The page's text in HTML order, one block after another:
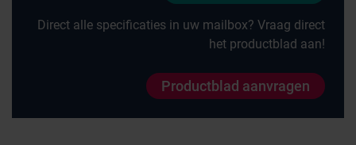
Direct alle specificaties in uw mailbox? Vraag direct
het productblad aan!
Productblad aanvragen